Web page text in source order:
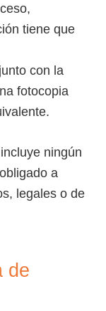
tiene que
junto con la
fotocopia
ningún
a
legales o de
de